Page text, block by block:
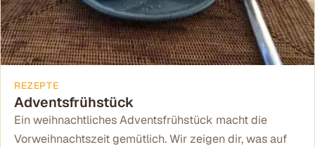
REZEPTE
Adventsfrühstück
Ein weihnachtliches Adventsfrühstück macht die
Vorweihnachtszeit gemütlich. Wir zeigen dir, was auf